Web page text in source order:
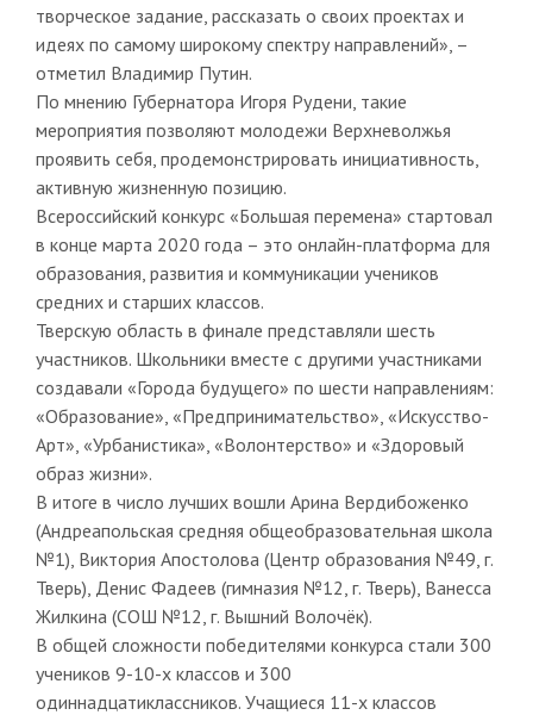
творческое задание, рассказать о своих проектах и
идеях по самому широкому спектру направлений», –
отметил Владимир Путин.
По мнению Губернатора Игоря Рудени, такие
мероприятия позволяют молодежи Верхневолжья
проявить себя, продемонстрировать инициативность,
активную жизненную позицию.
Всероссийский конкурс «Большая перемена» стартовал
в конце марта 2020 года – это онлайн-платформа для
образования, развития и коммуникации учеников
средних и старших классов.
Тверскую область в финале представляли шесть
участников. Школьники вместе с другими участниками
создавали «Города будущего» по шести направлениям:
«Образование», «Предпринимательство», «Искусство-
Арт», «Урбанистика», «Волонтерство» и «Здоровый
образ жизни».
В итоге в число лучших вошли Арина Вердибоженко
(Андреапольская средняя общеобразовательная школа
№1), Виктория Апостолова (Центр образования №49, г.
Тверь), Денис Фадеев (гимназия №12, г. Тверь), Ванесса
Жилкина (СОШ №12, г. Вышний Волочёк).
В общей сложности победителями конкурса стали 300
учеников 9-10-х классов и 300
одиннадцатиклассников. Учащиеся 11-х классов